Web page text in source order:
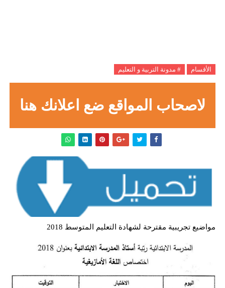
الأقسام # مدونة التربية و التعليم
لاصحاب المواقع ضع اعلانك هنا
مواضيع تجريبية مقترحة لشهادة التعليم المتوسط 2018